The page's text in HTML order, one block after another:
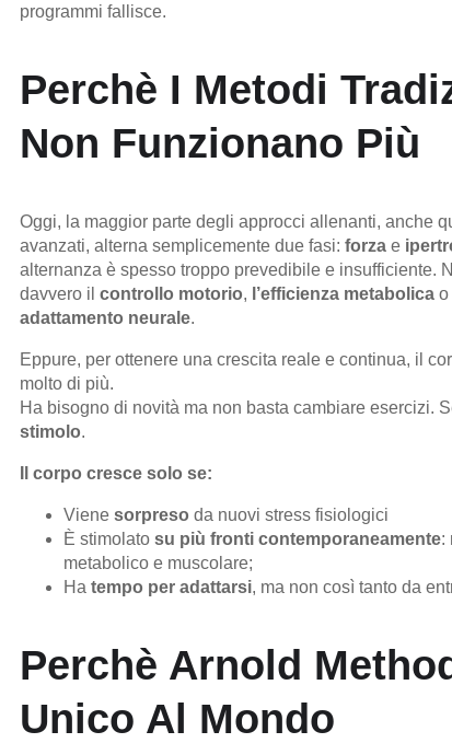
programmi fallisce.
Perchè I Metodi
Non Funzionano Più
Oggi, la maggior parte degli approcci allenanti, anche
avanzati, alterna semplicemente due fasi: forza e
alternanza è spesso troppo prevedibile e insufficiente.
davvero il controllo motorio, l’efficienza metabolica o
adattamento neurale.
Eppure, per ottenere una crescita reale e continua, il
molto di più.
Ha bisogno di novità ma non basta cambiare esercizi.
stimolo.
Il corpo cresce solo se:
Viene sorpreso da nuovi stress fisiologici
È stimolato su più fronti contemporaneamente:
metabolico e muscolare;
Ha tempo per adattarsi, ma non così tanto da
Perchè Arnold
Unico Al Mondo